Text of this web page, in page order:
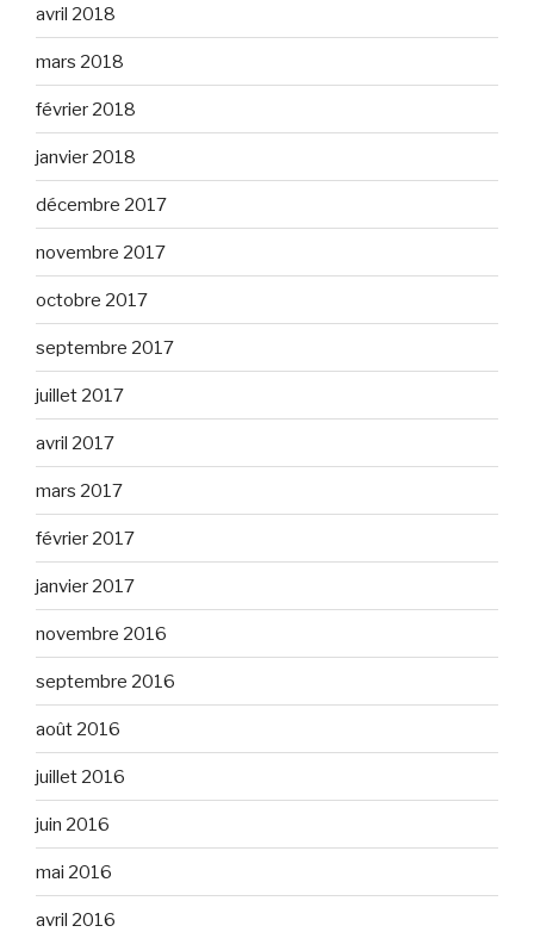
avril 2018
mars 2018
février 2018
janvier 2018
décembre 2017
novembre 2017
octobre 2017
septembre 2017
juillet 2017
avril 2017
mars 2017
février 2017
janvier 2017
novembre 2016
septembre 2016
août 2016
juillet 2016
juin 2016
mai 2016
avril 2016